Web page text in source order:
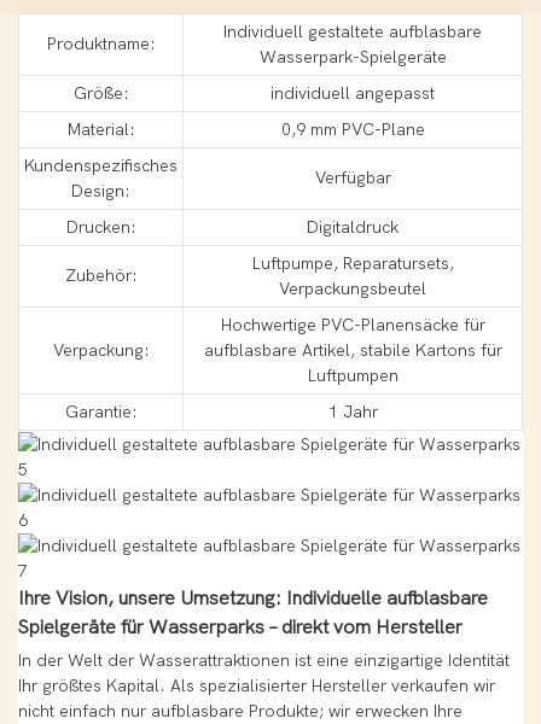
Produktname:
Individuell gestaltete aufblasbare
Wasserpark-Spielgeräte
Größe:
individuell angepasst
Material:
0,9 mm PVC-Plane
Kundenspezifisches
Design:
Verfügbar
Drucken: Digitaldruck
Zubehör:
Luftpumpe, Reparatursets,
Verpackungsbeutel
Verpackung:
Hochwertige PVC-Planensäcke für
aufblasbare Artikel, stabile Kartons für
Luftpumpen
Garantie:
1 Jahr
Ihre Vision, unsere Umsetzung: Individuelle aufblasbare
Spielgeräte für Wasserparks – direkt vom Hersteller
In der Welt der Wasserattraktionen ist eine einzigartige Identität
Ihr größtes Kapital. Als spezialisierter Hersteller verkaufen wir
nicht einfach nur aufblasbare Produkte; wir erwecken Ihre